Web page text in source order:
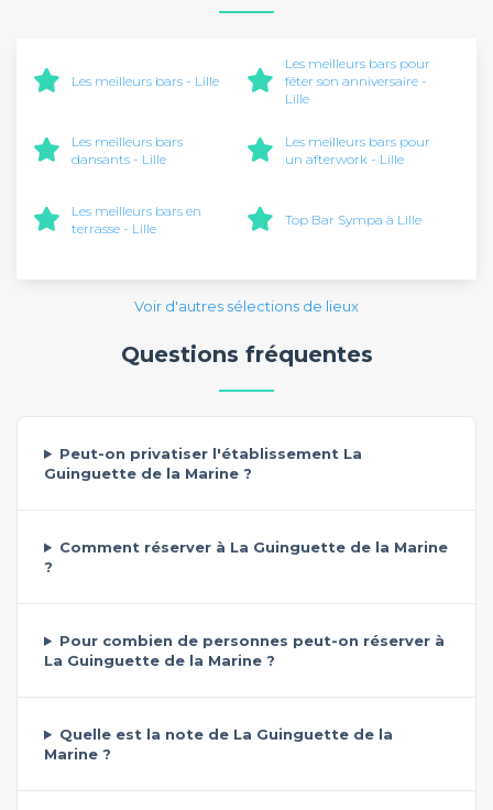
Les meilleurs bars - Lille
Les meilleurs bars pour
fêter son anniversaire -
Lille
Les meilleurs bars
dansants - Lille
Les meilleurs bars pour
un afterwork - Lille
Les meilleurs bars en
terrasse - Lille
Top Bar Sympa à Lille
Voir d'autres sélections de lieux
Questions fréquentes
Peut-on privatiser l'établissement La
Guinguette de la Marine ?
Comment réserver à La Guinguette de la Marine
?
Pour combien de personnes peut-on réserver à
La Guinguette de la Marine ?
Quelle est la note de La Guinguette de la
Marine ?